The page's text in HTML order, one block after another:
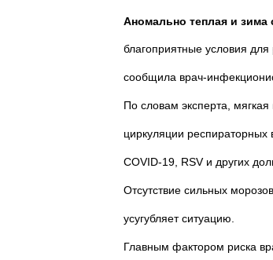
Аномально теплая и зима
благоприятные условия
сообщила врач-
По словам эксперта,
циркуляции респираторных
COVID-19, RSV и других
Отсутствие сильных
усугубляет ситуацию.
Главным фактором риска